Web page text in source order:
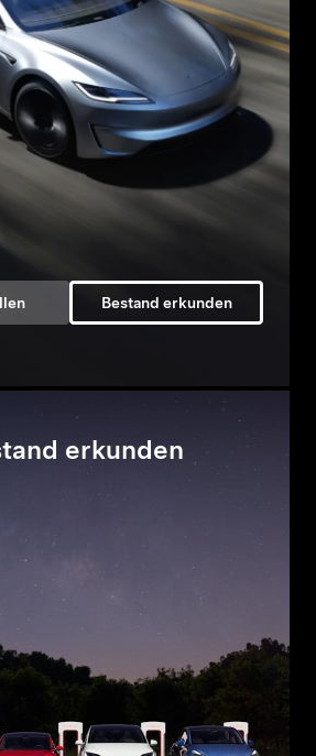
Bestand erkunden
erkunden